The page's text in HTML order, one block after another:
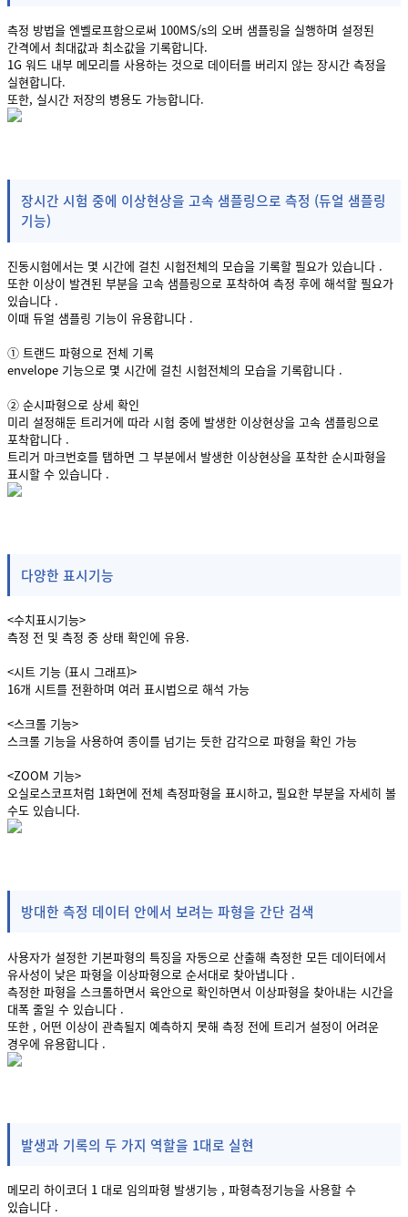
측정 방법을 엔벨로프함으로써 100MS/s의 오버 샘플링을 실행하며 설정된
간격에서 최대값과 최소값을 기록합니다.
1G 워드 내부 메모리를 사용하는 것으로 데이터를 버리지 않는 장시간 측정을
실현합니다.
또한, 실시간 저장의 병용도 가능합니다.
장시간 시험 중에 이상현상을 고속 샘플링으로 측정 (듀얼 샘플링
기능)
진동시험에서는 몇 시간에 걸친 시험전체의 모습을 기록할 필요가 있습니다 .
또한 이상이 발견된 부분을 고속 샘플링으로 포착하여 측정 후에 해석할 필요가
있습니다 .
이때 듀얼 샘플링 기능이 유용합니다 .
① 트랜드 파형으로 전체 기록
envelope 기능으로 몇 시간에 걸친 시험전체의 모습을 기록합니다 .
② 순시파형으로 상세 확인
미리 설정해둔 트리거에 따라 시험 중에 발생한 이상현상을 고속 샘플링으로
포착합니다 .
트리거 마크번호를 탭하면 그 부분에서 발생한 이상현상을 포착한 순시파형을
표시할 수 있습니다 .
다양한 표시기능
<수치표시기능>
측정 전 및 측정 중 상태 확인에 유용.
<시트 기능 (표시 그래프)>
16개 시트를 전환하며 여러 표시법으로 해석 가능
<스크롤 기능>
스크롤 기능을 사용하여 종이를 넘기는 듯한 감각으로 파형을 확인 가능
<ZOOM 기능>
오실로스코프처럼 1화면에 전체 측정파형을 표시하고, 필요한 부분을 자세히 볼
수도 있습니다.
방대한 측정 데이터 안에서 보려는 파형을 간단 검색
사용자가 설정한 기본파형의 특징을 자동으로 산출해 측정한 모든 데이터에서
유사성이 낮은 파형을 이상파형으로 순서대로 찾아냅니다 .
측정한 파형을 스크롤하면서 육안으로 확인하면서 이상파형을 찾아내는 시간을
대폭 줄일 수 있습니다 .
또한 , 어떤 이상이 관측될지 예측하지 못해 측정 전에 트리거 설정이 어려운
경우에 유용합니다 .
발생과 기록의 두 가지 역할을 1대로 실현
메모리 하이코더 1 대로 임의파형 발생기능 , 파형측정기능을 사용할 수
있습니다 .